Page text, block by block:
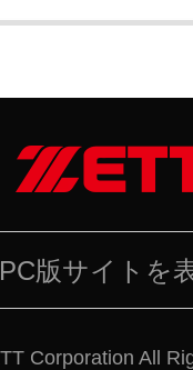
PC版サイトを
Corporation All